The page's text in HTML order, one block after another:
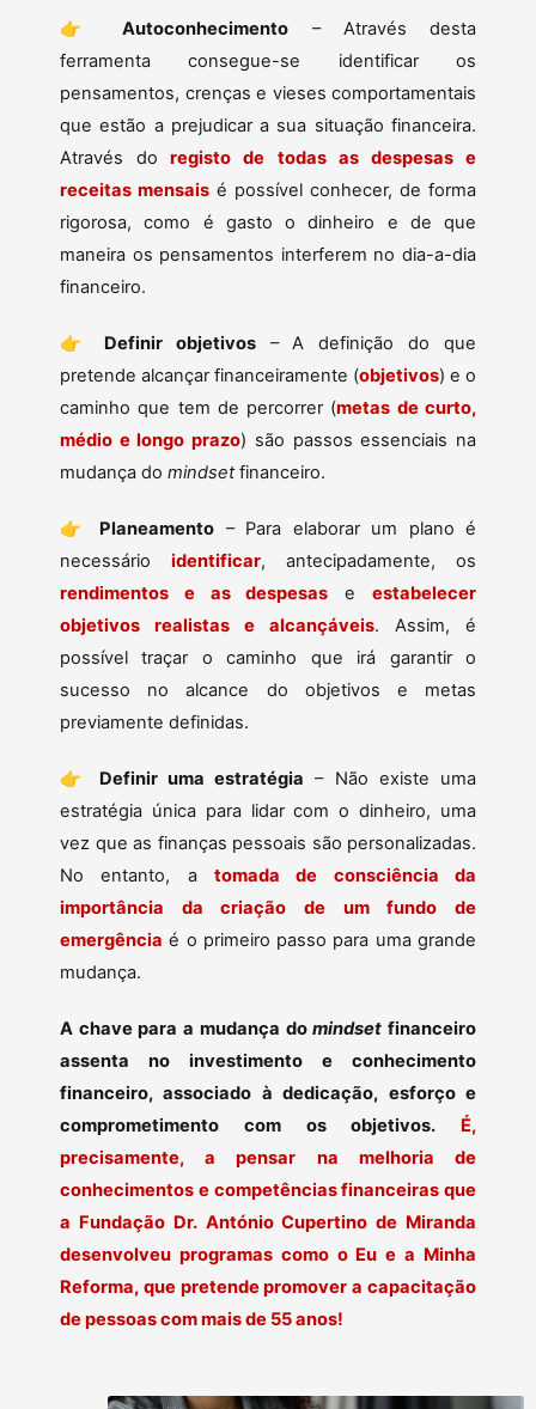
👉Autoconhecimento – Através desta
ferramenta consegue-se identificar os
pensamentos, crenças e vieses comportamentais
que estão a prejudicar a sua situação financeira.
Através do
registo de todas as despesas e
receitas mensais é possível conhecer, de forma
rigorosa, como é gasto o dinheiro e de que
maneira os pensamentos interferem no dia-a-dia
financeiro.
👉 Definir objetivos– A definição do que
pretende alcançar financeiramente (objetivos) e o
caminho que tem de percorrer (metas de curto,
médio e longo prazo) são passos essenciais na
mudança do mindsetfinanceiro.
👉 Planeamento – Para elaborar um plano é
necessário identificar, antecipadamente, os
rendimentos e as despesas eestabelecer
objetivos realistas e alcançáveis. Assim, é
possível traçar o caminho que irá garantir o
sucesso no alcance do objetivos e metas
previamente definidas.
👉 Definir uma estratégia – Não existe uma
estratégia única para lidar com o dinheiro, uma
vez que as finanças pessoais são personalizadas.
No entanto, a tomada de consciência da
importância da criação de um fundo de
emergência é o primeiro passo para uma grande
mudança.
A chave para a mudança domindset financeiro
assenta no investimento e conhecimento
financeiro, associado à dedicação, esforço e
comprometimento com os objetivos. É,
precisamente, a pensar na melhoria de
conhecimentos e competências financeiras que
a Fundação Dr. António Cupertino de Miranda
desenvolveu programas como o Eu e a Minha
Reforma, que pretende promover a capacitação
de pessoas com mais de 55 anos!